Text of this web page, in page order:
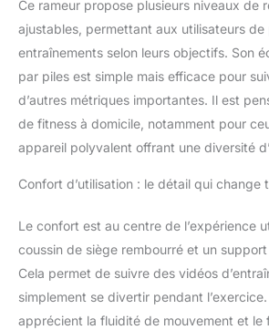
Trainer et
notre
d'exercice
corps
en son
de
également
latéraux,
levages
etc.
perte de
Ce rameur propose plusieurs niveaux de
ajustables, permettant aux utilisateurs de
entraînements selon leurs objectifs. Son
par piles est simple mais efficace pour
d’autres métriques importantes. Il est
de fitness à domicile, notamment pour
appareil polyvalent offrant une diversité
Confort d’utilisation : le détail qui change
Le confort est au centre de l’expérience
coussin de siège rembourré et un
Cela permet de suivre des vidéos
simplement se divertir pendant
apprécient la fluidité de mouvement et le